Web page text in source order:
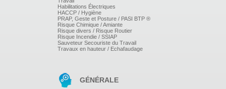
LES RÉSERVATIONS DANS LES
OUVRAGES BÉTON ARMÉ :
Habilitations Électriques
HACCP / Hygiène
PRAP, Geste et Posture / PASI BTP ®
Risque Chimique / Amiante
Risque divers / Risque Routier
Risque Incendie / SSIAP
Sauveteur Secouriste du Travail
Travaux en hauteur / Echafaudage
GÉNÉRALE